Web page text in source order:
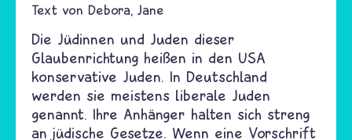
Text von Debora Jane
Die Jüdinnen und Juden dieser
Glaubenrichtung heißen in den USA
konservative Juden. In Deutschland
werden sie meistens liberale Juden
genannt. Ihre Anhänger halten sich streng
an jüdische Gesetze. Wenn eine Vorschrift